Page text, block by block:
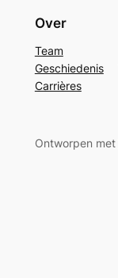
Over
Team
Geschiedenis
Carrières
Ontworpen met